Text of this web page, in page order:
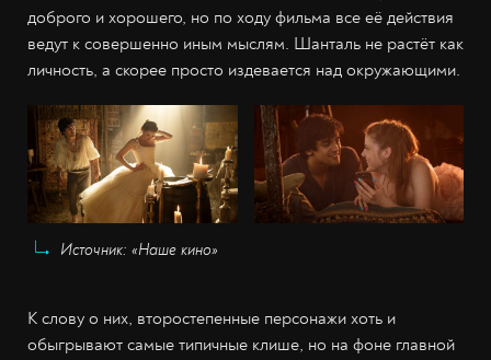
доброго и хорошего, но по ходу фильма все её действия
ведут к совершенно иным мыслям. Шанталь не растёт как
личность, а скорее просто издевается над окружающими.
Источник: «Наше кино»
К слову о них, второстепенные персонажи хоть и
обыгрывают самые типичные клише, но на фоне главной